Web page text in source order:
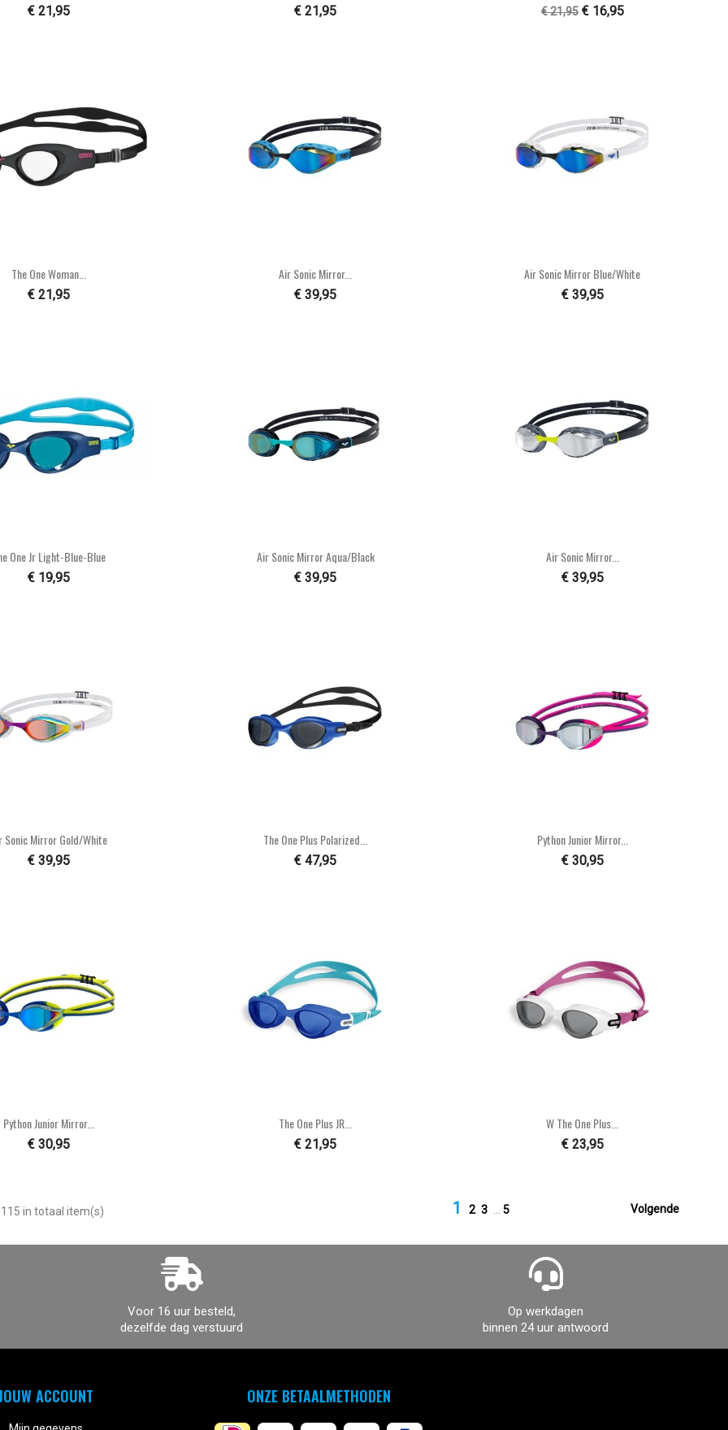
€ 21,95 € 21,95 € 21,95 € 16,95
Snel bekijken
The One Woman...
€ 21,95
Snel bekijken
Air Sonic Mirror...
€ 39,95
Snel bekijken
Air Sonic Mirror Blue/white
€ 39,95
Snel bekijken
One Jr Light-Blue-Blue
€ 19,95
Snel bekijken
Air Sonic Mirror Aqua/black
€ 39,95
Snel bekijken
Air Sonic Mirror...
€ 39,95
Snel bekijken
Sonic Mirror Gold/white
€ 39,95
Snel bekijken
The One Plus Polarized...
€ 47,95
Snel bekijken
Python Junior Mirror...
€ 30,95
Snel bekijken
Python Junior Mirror...
€ 30,95
Snel bekijken
The One Plus JR...
€ 21,95
Snel bekijken
W The One Plus...
€ 23,95
in totaal item(s) 1 2 3 5 Volgende
Voor 16 uur besteld,
dezelfde dag verstuurd
Op werkdagen
binnen 24 uur antwoord
ACCOUNT ONZE BETAALMETHODEN